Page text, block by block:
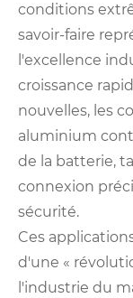
conditions
savoir-faire
l'excellence
croissance
nouvelles, les
aluminium
de la batterie,
connexion
sécurité.
Ces
d'une «
l'industrie du